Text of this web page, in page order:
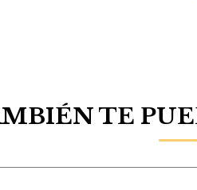
TE